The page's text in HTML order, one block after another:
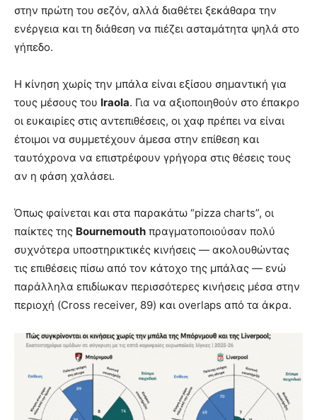
στην πρώτη του σεζόν, αλλά διαθέτει ξεκάθαρα την
ενέργεια και τη διάθεση να πιέζει ασταμάτητα ψηλά στο
γήπεδο.
Η κίνηση χωρίς την μπάλα είναι εξίσου σημαντική για
τους μέσους του Iraola. Για να αξιοποιηθούν στο έπακρο
οι ευκαιρίες στις αντεπιθέσεις, οι χαφ πρέπει να είναι
έτοιμοι να συμμετέχουν άμεσα στην επίθεση και
ταυτόχρονα να επιστρέφουν γρήγορα στις θέσεις τους
αν η φάση χαλάσει.
Όπως φαίνεται και στα παρακάτω “pizza charts”, οι
παίκτες της Bournemouth πραγματοποιούσαν πολύ
συχνότερα υποστηρικτικές κινήσεις — ακολουθώντας
τις επιθέσεις πίσω από τον κάτοχο της μπάλας — ενώ
παράλληλα επιδίωκαν περισσότερες κινήσεις μέσα στην
περιοχή (Cross receiver, 89) και overlaps από τα άκρα.